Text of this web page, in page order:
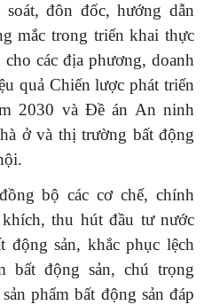
đôn đốc, hướng dẫn
mắc trong triển khai thực
các địa phương, doanh
quả Chiến lược phát triển
2030 và Đề án An ninh
ở và thị trường bất động
bộ các cơ chế, chính
thu hút đầu tư nước
động sản, khắc phục lệch
bất động sản, chú trọng
phẩm bất động sản đáp